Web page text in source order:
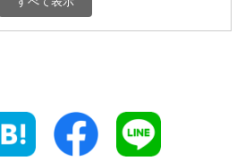
185円 三重県